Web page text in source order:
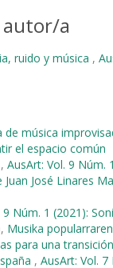
autor/a
ruido y música ,
de música
el espacio común
, AusArt: Vol. 9 Núm.
José Linares
9 Núm. 1 (2021):
Musika
para una
, AusArt: Vol.